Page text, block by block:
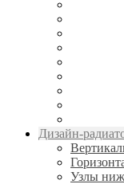
Дизайн-
Узлы